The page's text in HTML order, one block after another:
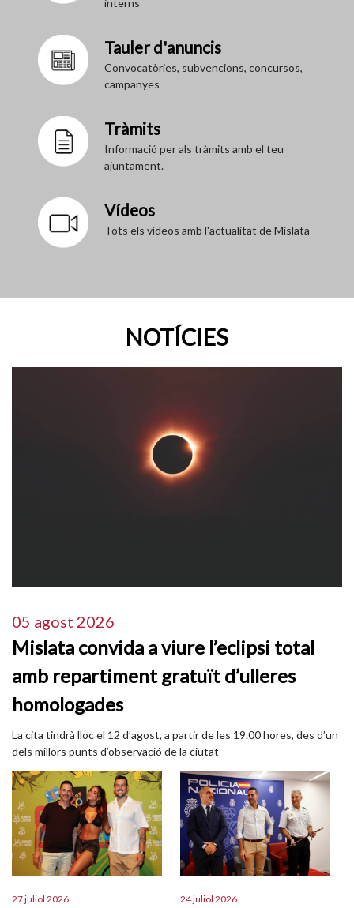
Tauler d'anuncis
Convocatòries, subvencions, concursos,
campanyes
Tràmits
Informació per als tràmits amb el teu
ajuntament.
Vídeos
Tots els vídeos amb l'actualitat de Mislata
NOTÍCIES
05 agost 2026
Mislata convida a viure l’eclipsi total
amb repartiment gratuït d’ulleres
homologades
La cita tindrà lloc el 12 d’agost, a partir de les 19.00 hores, des d’un
dels millors punts d’observació de la ciutat
27 juliol 2026 24 juliol 2026